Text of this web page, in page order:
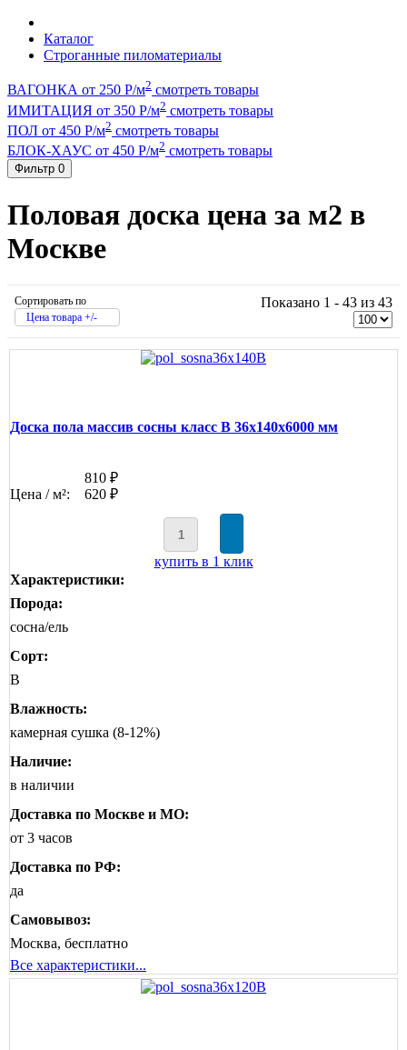
Каталог
Строганные пиломатериалы
ВАГОНКА от 250 Р/м2 смотреть товары
ИМИТАЦИЯ от 350 Р/м2 смотреть товары
ПОЛ от 450 Р/м2 смотреть товары
БЛОК-ХАУС от 450 Р/м2 смотреть товары
Фильтр 0
Половая доска цена за м2 в
Москве
Сортировать по
Цена товара +/-
Показано 1 - 43 из 43
Доска пола массив сосны класс В 36x140x6000 мм
810 ₽
Цена / м²:
620 ₽
купить в 1 клик
Характеристики:
Порода:
сосна/ель
Сорт:
B
Влажность:
камерная сушка (8-12%)
Наличие:
в наличии
Доставка по Москве и МО:
от 3 часов
Доставка по РФ:
да
Самовывоз:
Москва, бесплатно
Все характеристики...